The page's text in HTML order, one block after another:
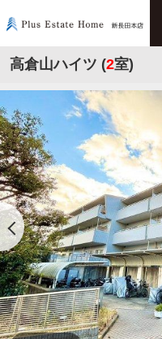
高倉山ハイツ (2室)